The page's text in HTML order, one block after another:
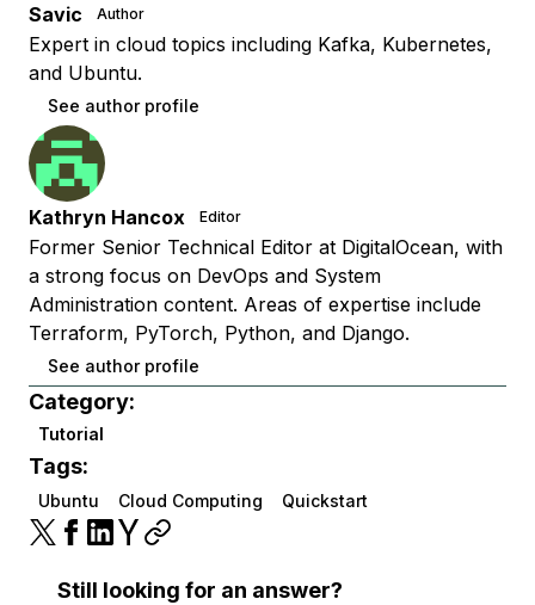
Savic Author
Expert in cloud topics including Kafka, Kubernetes,
and Ubuntu.
See author profile
Kathryn Hancox Editor
Former Senior Technical Editor at DigitalOcean, with
a strong focus on DevOps and System
Administration content. Areas of expertise include
Terraform, PyTorch, Python, and Django.
See author profile
Category:
Tutorial
Tags:
Ubuntu Cloud Computing Quickstart
Still looking for an answer?